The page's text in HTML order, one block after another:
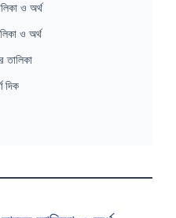
ও অর্থ
ও অর্থ
তালিকা
দিক